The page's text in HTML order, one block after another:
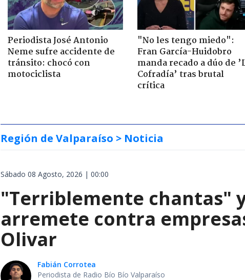
Periodista José Antonio
Neme sufre accidente de
tránsito: chocó con
motociclista
"No les tengo miedo":
Fran García-Huidobro
manda recado a dúo de
Cofradía’ tras brutal
crítica
Región de Valparaíso > Noticia
Sábado 08 Agosto, 2026 | 00:00
"Terriblemente chantas"
arremete contra
Olivar
Fabián Corrotea
Periodista de Radio Bío Bío Valparaíso